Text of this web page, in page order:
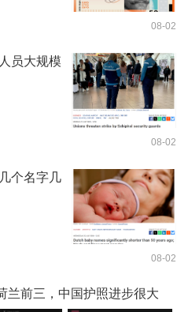
08-02
员大规模
08-02
个名字几
08-02
兰前三，中国护照进步很大